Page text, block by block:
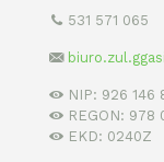
531 571 065
NIP: 926 146
REGON: 978
EKD: 0240Z